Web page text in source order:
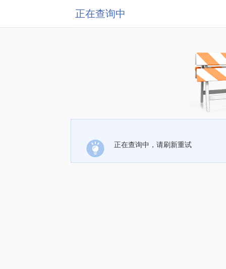
正在查询中
正在查询中，请刷新重试